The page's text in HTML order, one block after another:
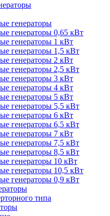
генераторы
генераторы 0,65 кВт
генераторы 1 кВт
генераторы 1,5 кВт
генераторы 2 кВт
генераторы 2,5 кВт
генераторы 3 кВт
генераторы 4 кВт
генераторы 5 кВт
генераторы 5,5 кВт
генераторы 6 кВт
генераторы 6,5 кВт
генераторы 7 кВт
генераторы 7,5 кВт
генераторы 8,5 кВт
генераторы 10 кВт
генераторы 10,5 кВт
генераторы 0,9 кВт
типа